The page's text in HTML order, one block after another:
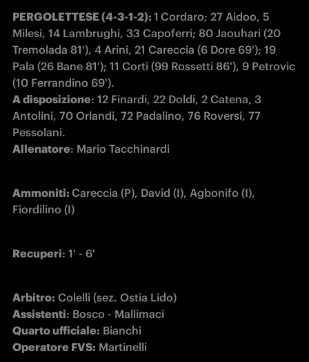
PERGOLETTESE (4-3-1-2): 1 Cordaro; 27 Aidoo, 5
Milesi, 14 Lambrughi, 33 Capoferri; 80 Jaouhari (20
Tremolada 81'), 4 Arini, 21 Careccia (6 Dore 69'); 19
Pala (26 Bane 81'); 11 Corti (99 Rossetti 86'), 9 Petrovic
A disposizione: 12 Finardi, 22 Doldi, 2 Catena, 3
Antolini, 70 Orlandi, 72 Padalino, 76 Roversi, 77
Allenatore: Mario Tacchinardi
Ammoniti: Careccia (P), David (I), Agbonifo (I),
Fiordilino (I)
Recuperi: 1' - 6'
Arbitro:
Assistenti
Quarto ufficiale:
Operatore FVS: Martinelli